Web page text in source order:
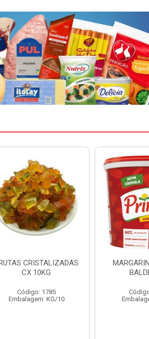
MARGARINA PRIMOR
BALDE 3KG
Código: 1801
Embalagem: BD/1
CAIXA